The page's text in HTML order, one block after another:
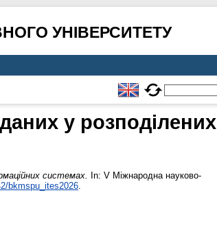
УНІВЕРСИТЕТУ
у розподілених
системах.
In: V Міжнародна науково-
bkmspu_ites2026.